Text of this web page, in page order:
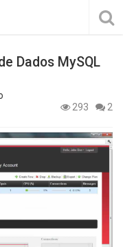
Dados MySQL
293
2